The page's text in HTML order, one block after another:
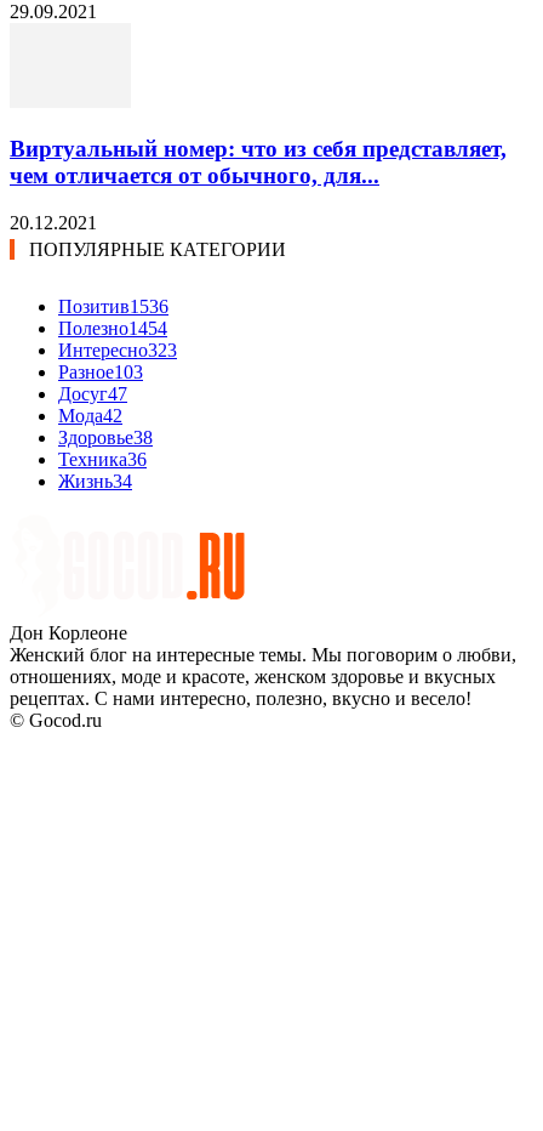
29.09.2021
Виртуальный номер: что из себя представляет,
чем отличается от обычного, для...
20.12.2021
ПОПУЛЯРНЫЕ КАТЕГОРИИ
Позитив1536
Полезно1454
Интересно323
Разное103
Досуг47
Мода42
Здоровье38
Техника36
Жизнь34
Дон Корлеоне
Женский блог на интересные темы. Мы поговорим о любви,
отношениях, моде и красоте, женском здоровье и вкусных
рецептах. С нами интересно, полезно, вкусно и весело!
© Gocod.ru